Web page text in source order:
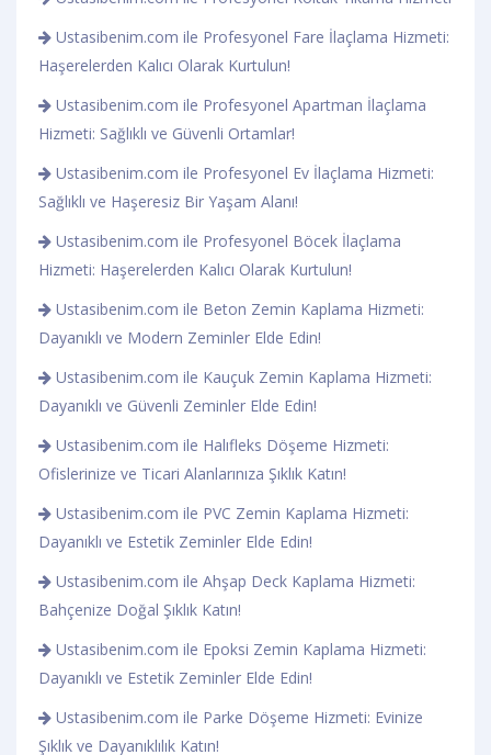
Ustasibenim.com ile Profesyonel Fare İlaçlama Hizmeti:
Haşerelerden Kalıcı Olarak Kurtulun!
Ustasibenim.com ile Profesyonel Apartman İlaçlama
Hizmeti: Sağlıklı ve Güvenli Ortamlar!
Ustasibenim.com ile Profesyonel Ev İlaçlama Hizmeti:
Sağlıklı ve Haşeresiz Bir Yaşam Alanı!
Ustasibenim.com ile Profesyonel Böcek İlaçlama
Hizmeti: Haşerelerden Kalıcı Olarak Kurtulun!
Ustasibenim.com ile Beton Zemin Kaplama Hizmeti:
Dayanıklı ve Modern Zeminler Elde Edin!
Ustasibenim.com ile Kauçuk Zemin Kaplama Hizmeti:
Dayanıklı ve Güvenli Zeminler Elde Edin!
Ustasibenim.com ile Halıfleks Döşeme Hizmeti:
Ofislerinize ve Ticari Alanlarınıza Şıklık Katın!
Ustasibenim.com ile PVC Zemin Kaplama Hizmeti:
Dayanıklı ve Estetik Zeminler Elde Edin!
Ustasibenim.com ile Ahşap Deck Kaplama Hizmeti:
Bahçenize Doğal Şıklık Katın!
Ustasibenim.com ile Epoksi Zemin Kaplama Hizmeti:
Dayanıklı ve Estetik Zeminler Elde Edin!
Ustasibenim.com ile Parke Döşeme Hizmeti: Evinize
Şıklık ve Dayanıklılık Katın!